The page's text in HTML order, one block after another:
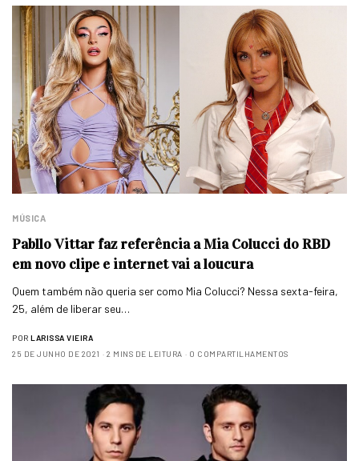
MÚSICA
Pabllo Vittar faz referência a Mia Colucci do RBD
em novo clipe e internet vai a loucura
Quem também não queria ser como Mia Colucci? Nessa sexta-feira,
25, além de liberar seu…
POR LARISSA VIEIRA
25 DE JUNHO DE 2021
2 MINS DE LEITURA 0 COMPARTILHAMENTOS